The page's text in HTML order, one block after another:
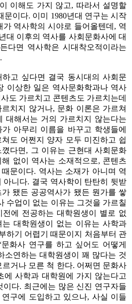
이해도 가지 않고, 따라서 설명할
문이다. 이미 1980년대 연구는 시작
가 역사학의 시야로 들어올텐데, 역
대 이후의 역사를 사회문화사에 대
다면 역사학은 시대착오적이라는
고 싶다면 결국 동시대의 사회문
이상한 일은 역사문화학과나 역사
도 가르치고 콘텐츠도 가르치는데
치지 않거나, 문화 이론은 가르쳐
대해서는 거의 가르치지 않는다는
아무리 이름을 바꾸고 학생들에
도 어쩐지 양자 모두 미진하고 쉽
다면, 그 이유는 근현대 사회문화
없이 역사는 소재적으로, 콘텐츠
문이다. 역사는 소재가 아니며 역
아니다. 결국 역사학이 탄탄히 뒷받
됐든 공공역사가 됐든 뭔가를 쌓
수업이 없는 이유는 그것을 가르칠
에 전공하는 대학원생이 별로 없
대학원생이 없는 이유는 사학과
하기 어렵기 때문이지 처음부터 관
화사 연구를 하고 싶어도 어떻게
소연하는 대학원생이 꽤 많다는 것
거나 모른 척 한다. 어쩌면 문화사
에 사학과 대학원에 가지 않는다고
다. 최근에는 많은 신진 연구자들
구에 도입하고 있으나, 사실 이들